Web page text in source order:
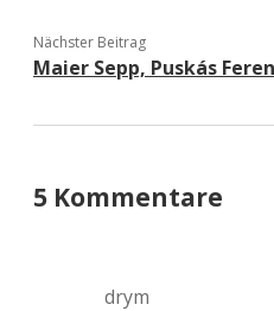
Nächster Beitrag
Maier Sepp, Puskás
5 Kommentare
drym